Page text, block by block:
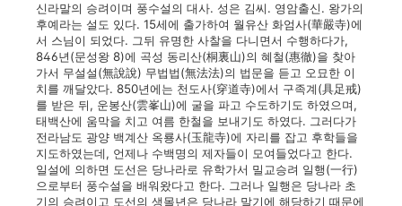
신라말의 승려이며 풍수설의 대사. 성은 김씨. 영암출신. 왕가의
후예라는 설도 있다. 15세에 출가하여 월유산 화엄사(華嚴寺)에
서 스님이 되었다. 그뒤 유명한 사찰을 다니면서 수행하다가,
846년(문성왕 8)에 곡성 동리산(桐裏山)의 혜철(惠徹)을 찾아
가서 무설설(無說說) 무법법(無法法)의 법문을 듣고 오묘한 이
치를 깨달았다. 850년에는 천도사(穿道寺)에서 구족계(具足戒)
를 받은 뒤, 운봉산(雲峯山)에 굴을 파고 수도하기도 하였으며,
태백산에 움막을 치고 여름 한철을 보내기도 하였다. 그러다가
전라남도 광양 백계산 옥룡사(玉龍寺)에 자리를 잡고 후학들을
지도하였는데, 언제나 수백명의 제자들이 모여들었다고 한다.
일설에 의하면 도선은 당나라로 유학가서 밀교승려 일행(一行)
으로부터 풍수설을 배워왔다고 한다. 그러나 일행은 당나라 초
기의 승려이고 도선의 생몰년은 당나라 말기에 해당하기 때문에